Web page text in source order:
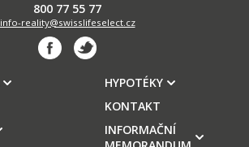
800 77 55 77
info-reality@swisslifeselect.cz
HYPOTÉKY
KONTAKT
INFORMAČNÍ